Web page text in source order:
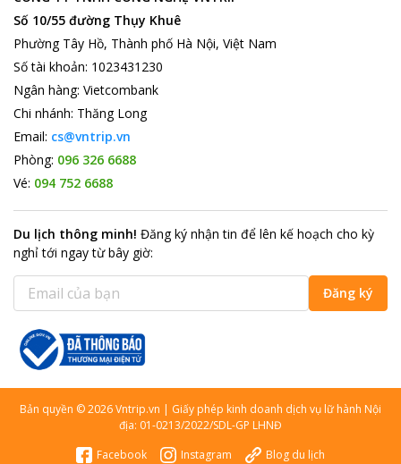
Số 10/55 đường Thụy Khuê
Phường Tây Hồ, Thành phố Hà Nội, Việt Nam
Số tài khoản: 1023431230
Ngân hàng: Vietcombank
Chi nhánh: Thăng Long
Email: cs@vntrip.vn
Phòng: 096 326 6688
Vé: 094 752 6688
Du lịch thông minh! Đăng ký nhận tin để lên kế hoạch cho kỳ
nghỉ tới ngay từ bây giờ:
Đăng ký
Bản quyền ©2026Vntrip.vn | Giấy phép kinh doanh dịch vụ lữ hành Nội
địa: 01-0213/2022/SDL-GP LHNĐ
Facebook
Instagram Blog du lịch